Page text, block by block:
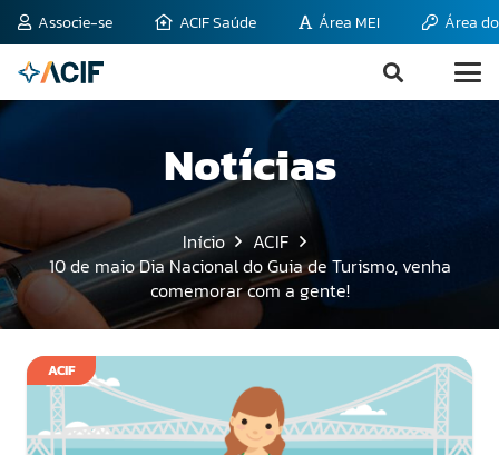
Associe-se ACIF Saúde Área MEI Área
Notícias
Início
ACIF
10 de maio Dia Nacional do Guia de Turismo, venha
comemorar com a gente!
ACIF